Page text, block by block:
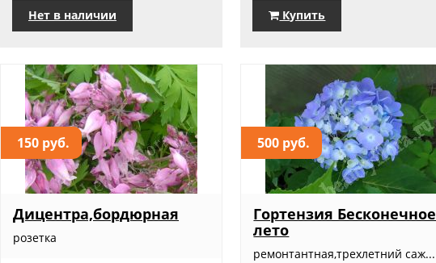
Нет в наличии Купить
150 руб.
Дицентра,бордюрная
розетка
500 руб.
Гортензия Бесконечное
лето
ремонтантная,трехлетний саж...